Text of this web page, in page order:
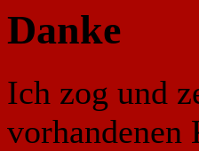
Danke
Ich zog und